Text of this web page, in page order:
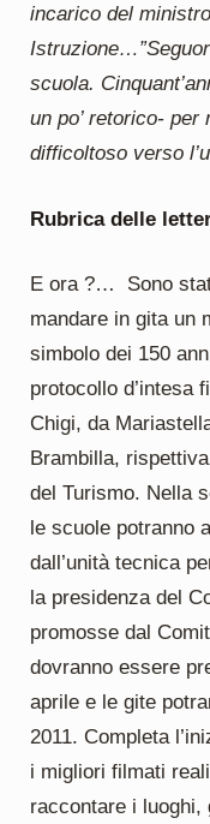
incarico del
scuola.
un po’ retorico-
difficoltoso verso
Rubrica delle
E ora ?… Sono
mandare in gita un
simbolo dei 150
protocollo d’intesa
Chigi, da
Brambilla,
del Turismo. Nella
le scuole potranno
dall’unità tecnica
la presidenza del
promosse dal
dovranno essere
aprile e le gite
2011. Completa
i migliori filmati
raccontare i